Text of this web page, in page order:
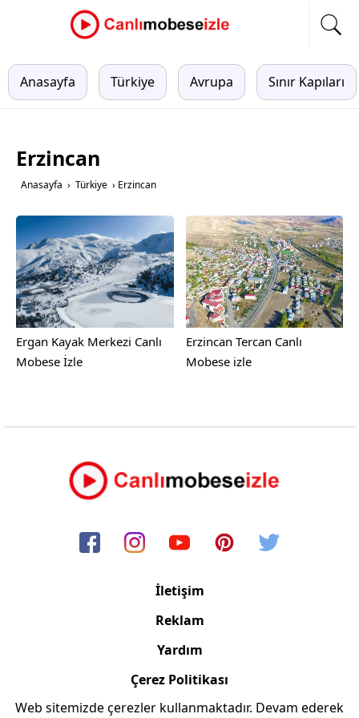
Anasayfa Türkiye Avrupa Sınır Kapıları
Erzincan
Anasayfa › Türkiye › Erzincan
Ergan Kayak Merkezi Canlı
Mobese İzle
Erzincan Tercan Canlı
Mobese izle
İletişim
Reklam
Yardım
Çerez Politikası
Web sitemizde çerezler kullanmaktadır. Devam ederek